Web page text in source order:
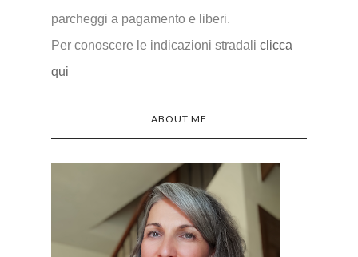
parcheggi a pagamento e liberi.
Per conoscere le indicazioni stradali clicca
qui
ABOUT ME